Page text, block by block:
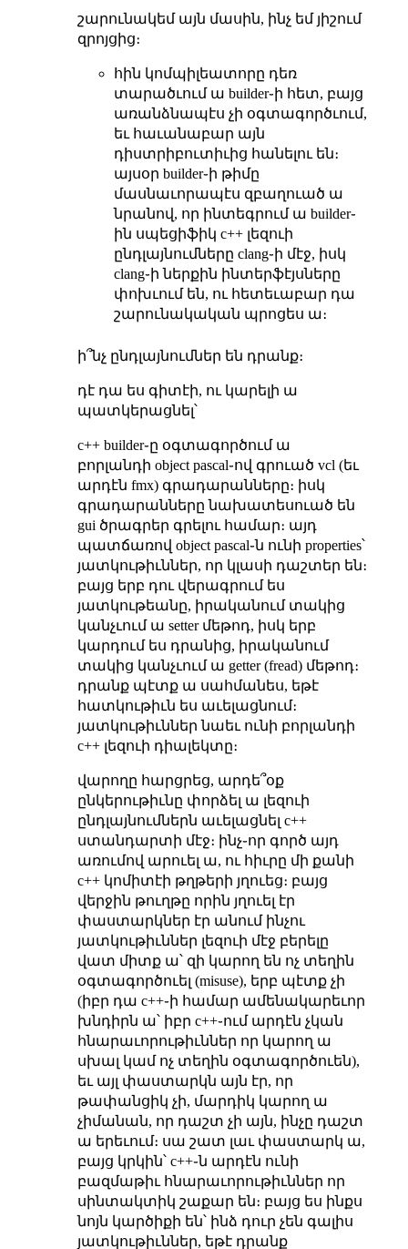
շարունակեմ այն մասին, ինչ եմ յիշում
զրոյցից։
հին կոմպիլեատորը դեռ
տարածւում ա builder֊ի հետ, բայց
առանձնապէս չի օգտագործւում,
եւ հաւանաբար այն
դիստրիբուտիւից հանելու են։
այսօր builder֊ի թիմը
մասնաւորապէս զբաղուած ա
նրանով, որ ինտեգրում ա builder֊
ին սպեցիֆիկ c++ լեզուի
ընդլայնումները clang֊ի մէջ, իսկ
clang֊ի ներքին ինտերֆէյսները
փոխւում են, ու հետեւաբար դա
շարունակական պրոցես ա։
ի՞նչ ընդլայնումներ են դրանք։
դէ դա ես գիտէի, ու կարելի ա
պատկերացնել՝
c++ builder֊ը օգտագործում ա
բորլանդի object pascal֊ով գրուած vcl (եւ
արդէն fmx) գրադարանները։ իսկ
գրադարանները նախատեսուած են
gui ծրագրեր գրելու համար։ այդ
պատճառով object pascal֊ն ունի properties՝
յատկութիւններ, որ կլասի դաշտեր են։
բայց երբ դու վերագրում ես
յատկութեանը, իրականում տակից
կանչւում ա setter մեթոդ, իսկ երբ
կարդում ես դրանից, իրականում
տակից կանչւում ա getter (fread) մեթոդ։
դրանք պէտք ա սահմանես, եթէ
հատկութիւն ես աւելացնում։
յատկութիւններ նաեւ ունի բորլանդի
c++ լեզուի դիալեկտը։
վարողը հարցրեց, արդե՞օք
ընկերութիւնը փորձել ա լեզուի
ընդլայնումներն աւելացնել c++
ստանդարտի մէջ։ ինչ֊որ գործ այդ
առումով արուել ա, ու հիւրը մի քանի
c++ կոմիտէի թղթերի յղուեց։ բայց
վերջին թուղթը որին յղուել էր
փաստարկներ էր անում ինչու
յատկութիւններ լեզուի մէջ բերելը
վատ միտք ա՝ զի կարող են ոչ տեղին
օգտագործուել (misuse), երբ պէտք չի
(իբր դա c++֊ի համար ամենակարեւոր
խնդիրն ա՝ իբր c++֊ում արդէն չկան
հնարաւորութիւններ որ կարող ա
սխալ կամ ոչ տեղին օգտագործուեն),
եւ այլ փաստարկն այն էր, որ
թափանցիկ չի, մարդիկ կարող ա
չիմանան, որ դաշտ չի այն, ինչը դաշտ
ա երեւում։ սա շատ լաւ փաստարկ ա,
բայց կրկին՝ c++֊ն արդէն ունի
բազմաթիւ հնարաւորութիւններ որ
սինտակտիկ շաքար են։ բայց ես ինքս
նոյն կարծիքի են՝ ինձ դուր չեն գալիս
յատկութիւններ, եթէ դրանք